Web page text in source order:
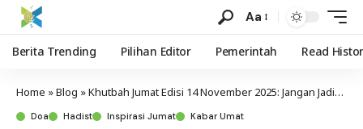
Aa
Berita Trending Pilihan Editor Pemerintah Read
Home »Blog »Khutbah Jumat Edisi 14 November 2025: Jangan Jadikan Kekuasaan Sebagai Alat Perpecahan Umat
Doa Hadist Inspirasi Jumat Kabar Umat